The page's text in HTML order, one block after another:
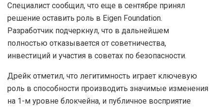
Специалист сообщил, что еще в сентябре принял
решение оставить роль в Eigen Foundation.
Разработчик подчеркнул, что в дальнейшем
полностью отказывается от советничества,
инвестиций и участия в советах по безопасности.
Дрейк отметил, что легитимность играет ключевую
роль в способности производить значимые изменения
на 1-м уровне блокчейна, и публичное восприятие